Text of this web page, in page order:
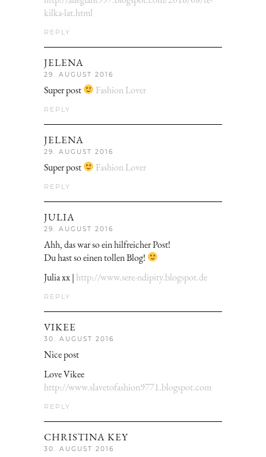
kilka-lat.html
REPLY
JELENA
29. AUGUST 2016
Super post Fashion Lover
REPLY
JELENA
29. AUGUST 2016
Super post Fashion Lover
REPLY
JULIA
29. AUGUST 2016
Ahh, das war so ein hilfreicher Post!
Du hast so einen tollen Blog!
Julia xx | http://www.sere-ndipity.blogspot.de
REPLY
VIKEE
30. AUGUST 2016
Nice post
Love Vikee
http://www.slavetofashion9771.blogspot.com
REPLY
CHRISTINA KEY
30. AUGUST 2016